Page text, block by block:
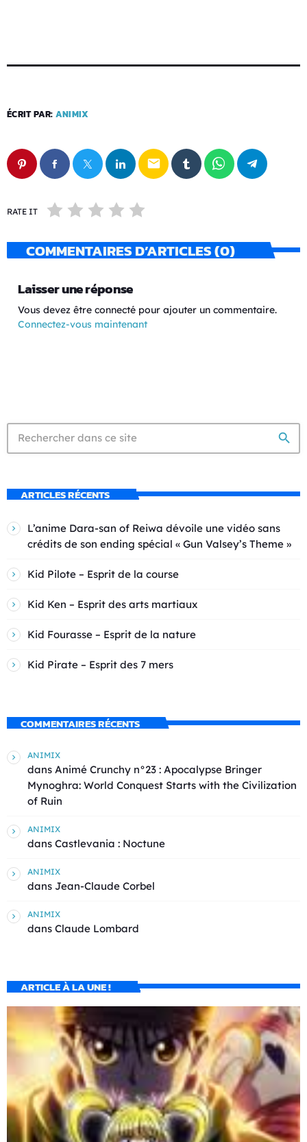
ÉCRIT PAR: ANIMIX
email
RATE IT
COMMENTAIRES D’ARTICLES (0)
Laisser une réponse
Vous devez être connecté pour ajouter un commentaire.
Connectez-vous maintenant
search
ARTICLES RÉCENTS
L’anime Dara-san of Reiwa dévoile une vidéo sans
crédits de son ending spécial « Gun Valsey’s Theme »
Kid Pilote – Esprit de la course
Kid Ken – Esprit des arts martiaux
Kid Fourasse – Esprit de la nature
Kid Pirate – Esprit des 7 mers
COMMENTAIRES RÉCENTS
ANIMIX
dans Animé Crunchy n°23 : Apocalypse Bringer
Mynoghra: World Conquest Starts with the Civilization
of Ruin
ANIMIX
dans Castlevania : Noctune
ANIMIX
dans Jean-Claude Corbel
ANIMIX
dans Claude Lombard
ARTICLE À LA UNE !